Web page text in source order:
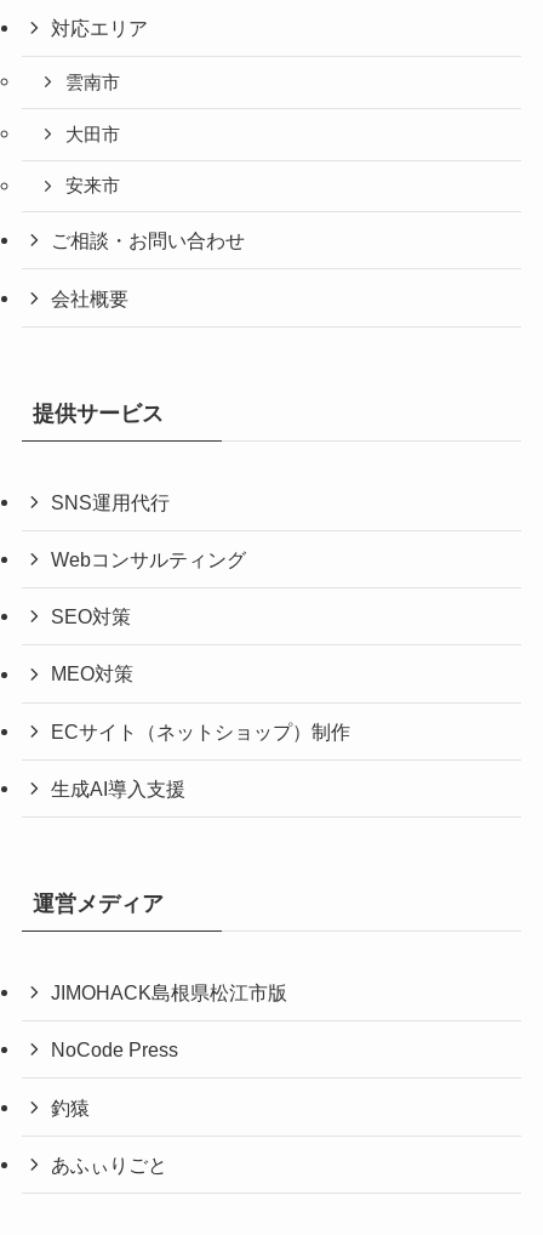
対応エリア
雲南市
大田市
安来市
ご相談・お問い合わせ
会社概要
提供サービス
SNS運用代行
Webコンサルティング
SEO対策
MEO対策
ECサイト（ネットショップ）制作
生成AI導入支援
運営メディア
JIMOHACK島根県松江市版
NoCode Press
釣猿
あふぃりごと